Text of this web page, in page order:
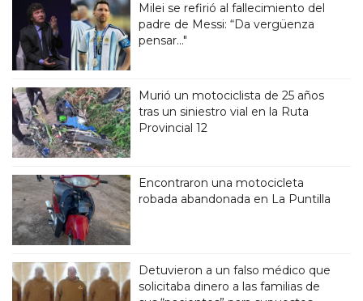
Milei se refirió al fallecimiento del
padre de Messi: “Da vergüenza
pensar..."
Murió un motociclista de 25 años
tras un siniestro vial en la Ruta
Provincial 12
Encontraron una motocicleta
robada abandonada en La Puntilla
Detuvieron a un falso médico que
solicitaba dinero a las familias de